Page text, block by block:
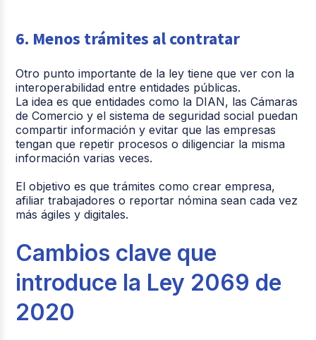
6. Menos trámites al contratar
Otro punto importante de la ley tiene que ver con la
interoperabilidad entre entidades públicas.
La idea es que entidades como la DIAN, las Cámaras
de Comercio y el sistema de seguridad social puedan
compartir información y evitar que las empresas
tengan que repetir procesos o diligenciar la misma
información varias veces.
El objetivo es que trámites como crear empresa,
afiliar trabajadores o reportar nómina sean cada vez
más ágiles y digitales.
Cambios clave que
introduce la Ley 2069 de
2020